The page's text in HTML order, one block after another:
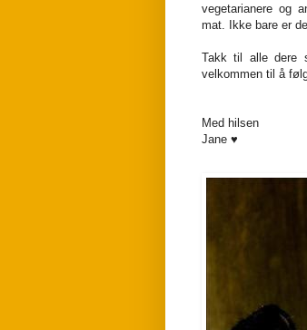
vegetarianere og
mat. Ikke bare er
Takk til alle dere
velkommen til å
Med hilsen
Jane ♥